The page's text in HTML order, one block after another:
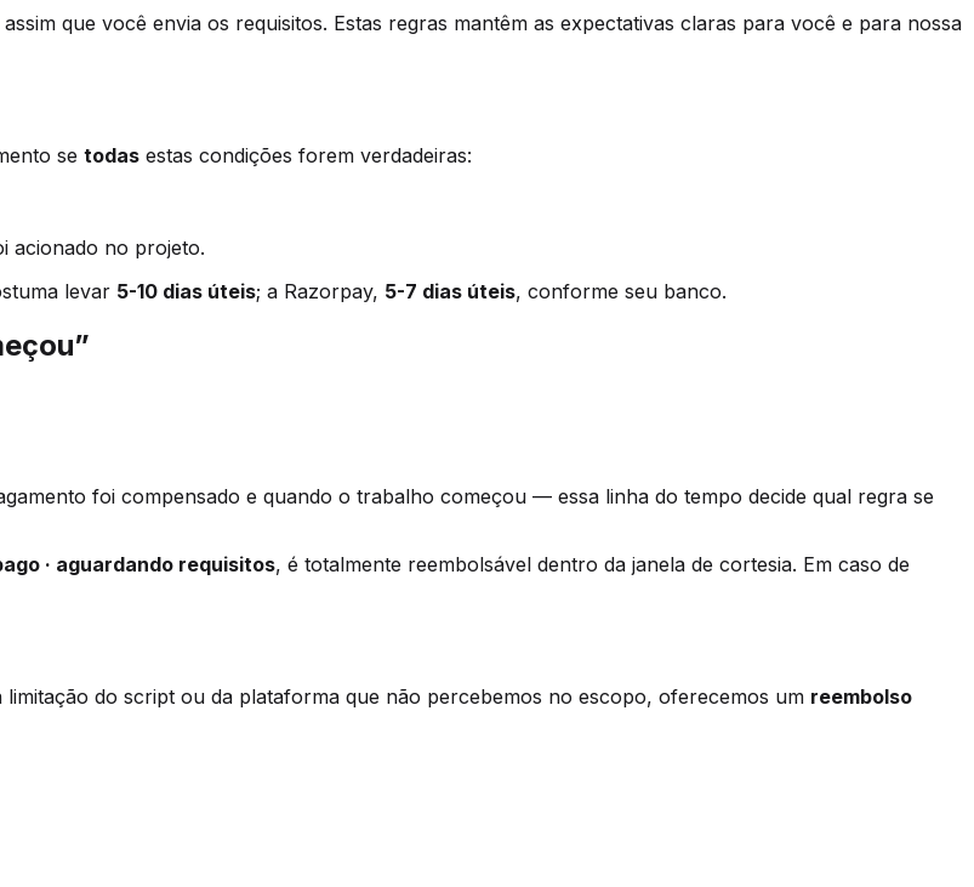
que você envia os requisitos. Estas regras mantêm as expectativas claras para você e para nossa
se todas estas condições forem verdadeiras:
acionado no projeto.
levar 5-10 dias úteis; a Razorpay, 5-7 dias úteis, conforme seu banco.
foi compensado e quando o trabalho começou — essa linha do tempo decide qual regra se
· aguardando requisitos, é totalmente reembolsável dentro da janela de cortesia. Em caso de
limitação do script ou da plataforma que não percebemos no escopo, oferecemos um reembolso